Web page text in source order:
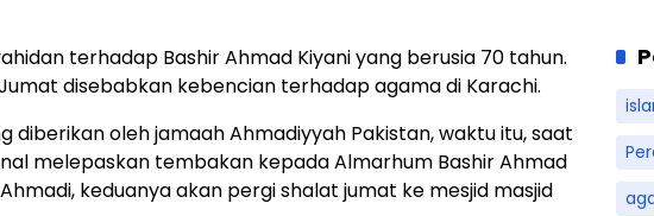
terhadap Bashir Ahmad Kiyani yang berusia 70 tahun.
disebabkan kebencian terhadap agama di Karachi.
diberikan oleh jamaah Ahmadiyyah Pakistan, waktu itu, saat
melepaskan tembakan kepada Almarhum Bashir Ahmad
keduanya akan pergi shalat jumat ke mesjid masjid